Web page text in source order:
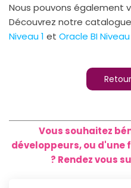
Nous pouvons également
Découvrez notre
Niveau 1 et Oracle BI
Vous souhaitez
développeurs, ou d'une
? Rendez vous